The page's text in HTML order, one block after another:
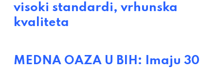
visoki standardi, vrhunska
kvaliteta
MEDNA OAZA U BIH: Imaju 30